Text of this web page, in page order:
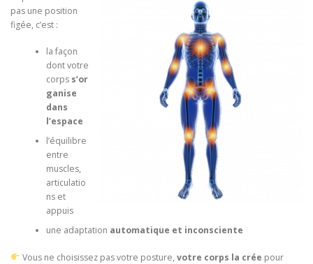
pas une position
figée, c’est :
la façon
dont votre
corps s’or
ganise
dans
l’espace
l’équilibre
entre
muscles,
articulatio
ns et
appuis
une adaptation automatique et inconsciente
Vous ne choisissez pas votre posture, votre corps la crée pour